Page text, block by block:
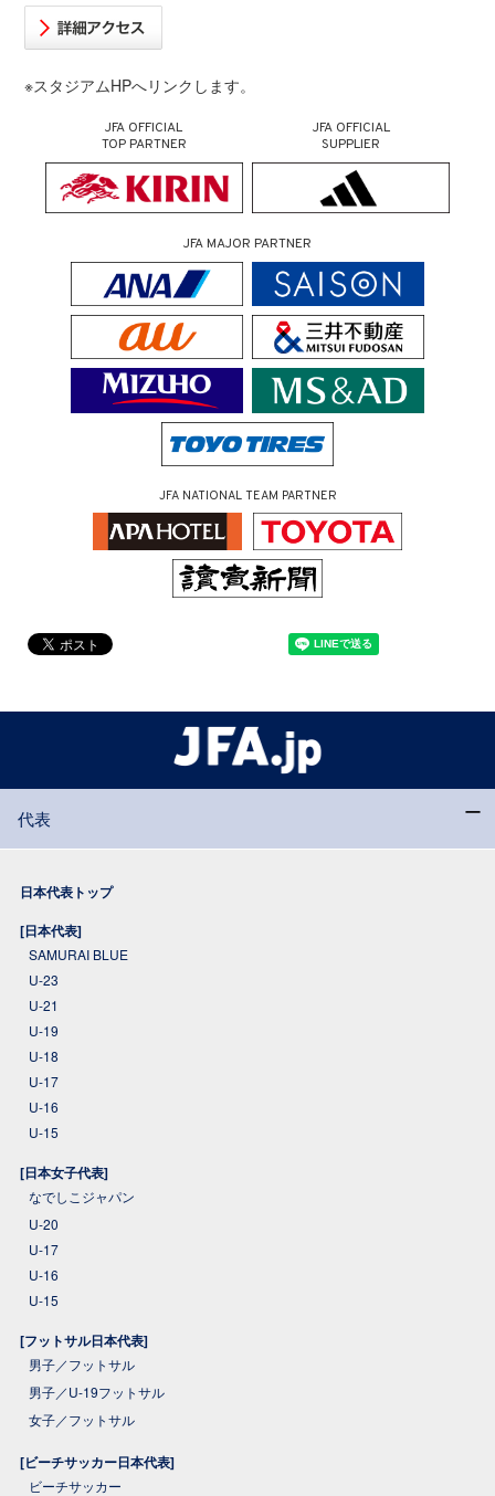
※スタジアムHPへリンクします。
JFA OFFICIAL
TOP PARTNER
JFA OFFICIAL
SUPPLIER
JFA MAJOR PARTNER
JFA NATIONAL TEAM PARTNER
代表
日本代表トップ
[日本代表]
SAMURAI BLUE
U-23
U-21
U-19
U-18
U-17
U-16
U-15
[日本女子代表]
なでしこジャパン
U-20
U-17
U-16
U-15
[フットサル日本代表]
男子／フットサル
男子／U-19フットサル
女子／フットサル
[ビーチサッカー日本代表]
ビーチサッカー